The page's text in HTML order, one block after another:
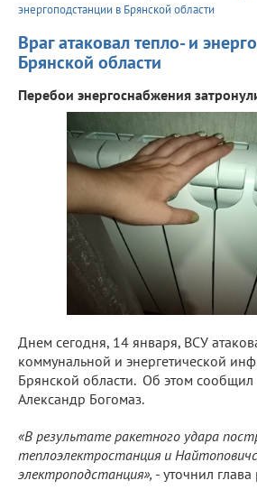
энергоподстанции в Брянской области
Враг атаковал тепло- и
Брянской области
Перебои энергоснабжения
Днем сегодня, 14 января, ВСУ
коммунальной и энергетической
Брянской области. Об этом сообщил
Александр Богомаз.
«В результате ракетного удара
теплоэлектростанция и
электроподстанция», - уточнил